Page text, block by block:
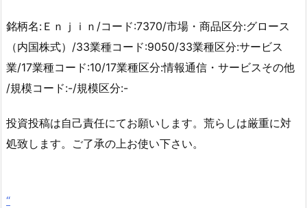
銘柄名:Ｅｎｊｉｎ/コード:7370/市場・商品区分:グロース
（内国株式）/33業種コード:9050/33業種区分:サービス
業/17業種コード:10/17業種区分:情報通信・サービスその他
/規模コード:-/規模区分:-
投資投稿は自己責任にてお願いします。荒らしは厳重に対
処致します。ご了承の上お使い下さい。
“